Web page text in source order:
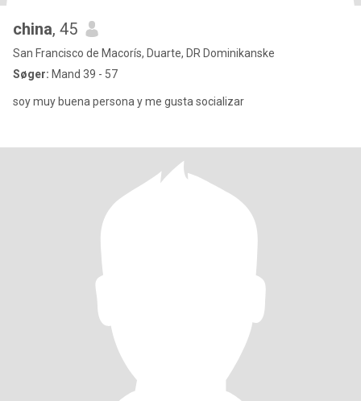
china, 45
San Francisco de Macorís, Duarte, DR Dominikanske
Søger: Mand 39 - 57
soy muy buena persona y me gusta socializar